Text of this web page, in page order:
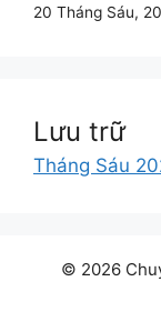
20 Tháng Sáu,
Lưu trữ
Tháng Sáu
© 2026